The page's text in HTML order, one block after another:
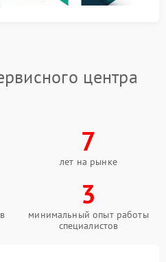
при
центр APC, важно
с опытом работы именно с
FIX-APC проводит
замену конденсаторов и
После выполненных
функционирует и не
центра
7
лет на рынке
3
минимальный опыт работы
специалистов